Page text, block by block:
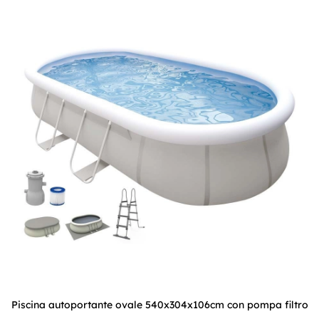
Piscina autoportante ovale 540x304x106cm con pompa filtro